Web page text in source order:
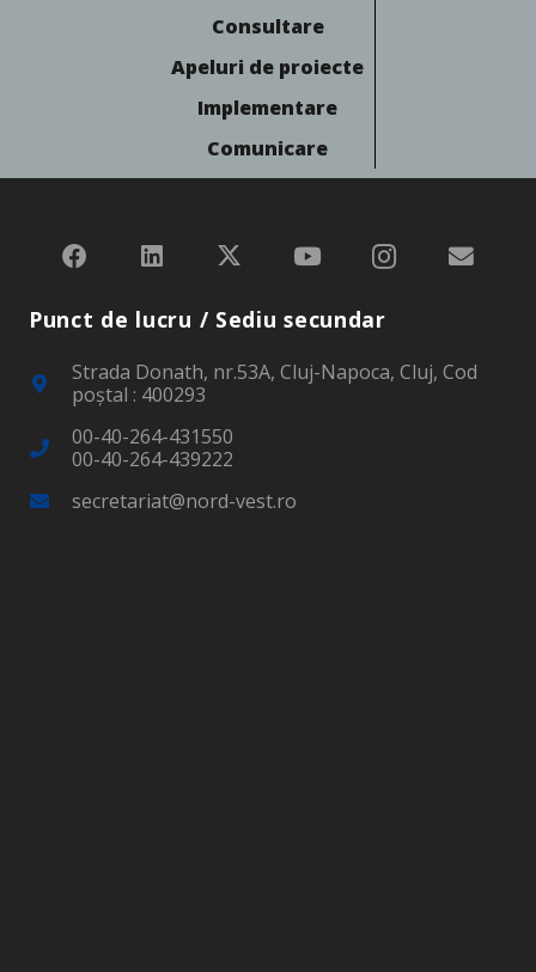
Consultare
Apeluri de proiecte
Implementare
Comunicare
Punct de lucru / Sediu secundar
Strada Donath, nr.53A, Cluj-Napoca, Cluj, Cod
poştal : 400293
00-40-264-431550
00-40-264-439222
secretariat@nord-vest.ro